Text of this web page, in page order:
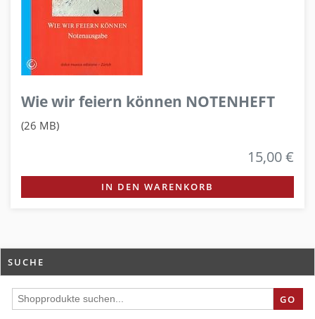
Wie wir feiern können NOTENHEFT
(26 MB)
15,00 €
IN DEN WARENKORB
SUCHE
GO